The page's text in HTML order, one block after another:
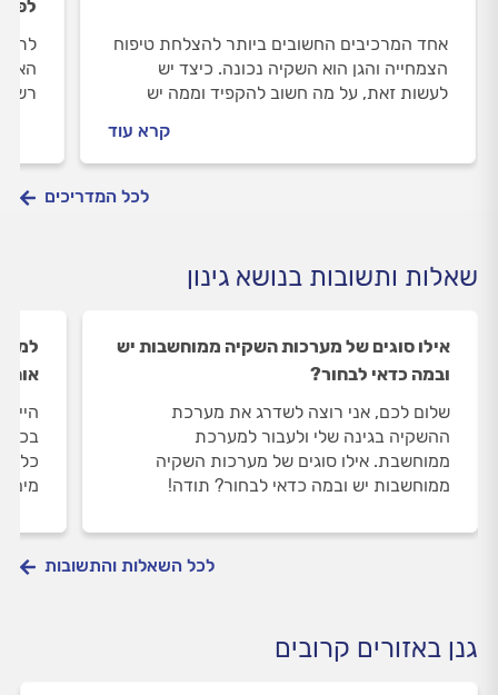
אחד המרכיבים החשובים ביותר להצלחת טיפוח
הצמחייה והגן הוא השקיה נכונה. כיצד יש
לעשות זאת, על מה חשוב להקפיד וממה יש
קרא עוד
לכל המדריכים
שאלות ותשובות בנושא גינון
אילו סוגים של מערכות השקיה ממוחשבות יש
ובמה כדאי לבחור?
שלום לכם, אני רוצה לשדרג את מערכת
ההשקיה בגינה שלי ולעבור למערכת
ממוחשבת. אילו סוגים של מערכות השקיה
ממוחשבות יש ובמה כדאי לבחור? תודה!
למה
היי,
כל
מים,
לכל השאלות והתשובות
גנן באזורים קרובים